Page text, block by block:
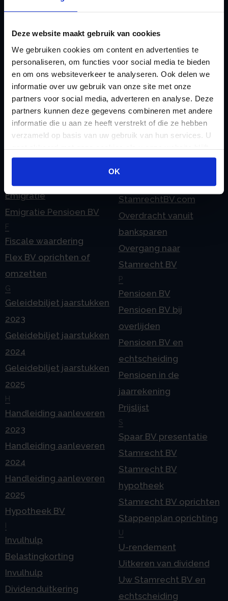
Deze website maakt gebruik van cookies
We gebruiken cookies om content en advertenties te
personaliseren, om functies voor social media te bieden
en om ons websiteverkeer te analyseren. Ook delen we
informatie over uw gebruik van onze site met onze
partners voor social media, adverteren en analyse. Deze
partners kunnen deze gegevens combineren met andere
informatie die u aan ze heeft verstrekt of die ze hebben
verzameld op basis van uw gebruik van hun services. U
gaat akkoord met onze cookies als u onze website blijft
gebruiken.
OK
Checklist IB 2023 (PDF)
Checklist IB 2023 (Word)
Checklist IB 2024 (PDF)
Checklist IB 2024 (Word)
Checklist IB 2025 (PDF)
Checklist IB 2025 (Word)
Contact
E
Emigratie
Emigratie Pensioen BV
F
Fiscale waardering
Flex BV oprichten of
omzetten
G
Geleidebiljet jaarstukken
2023
Geleidebiljet jaarstukken
2024
Geleidebiljet jaarstukken
2025
H
Handleiding aanleveren
2023
Handleiding aanleveren
2024
Handleiding aanleveren
2025
Hypotheek BV
Invulhulp
Belastingkorting
Invulhulp
Dividenduitkering
Mogelijkheden
Stamrecht BV
O
ODV BV
BV
Onzakelijke lening
Stamrecht BV
StamrechtBV.com
Overdracht vanuit
banksparen
Overgang naar
Stamrecht BV
P
Pensioen BV
Pensioen BV bij
overlijden
Pensioen BV en
echtscheiding
Pensioen in de
jaarrekening
Prijslijst
S
Spaar BV presentatie
Stamrecht BV
Stamrecht BV
hypotheek
Stamrecht BV oprichten
Stappenplan oprichting
U
U-rendement
Uitkeren van dividend
Uw Stamrecht BV en
echtscheiding